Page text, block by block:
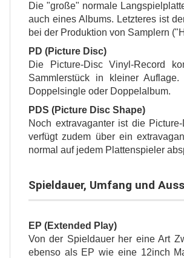
Die "große" normale
auch eines Albums. Letzteres ist
bei der Produktion von Samplern
PD (Picture Disc)
Die Picture-Disc Vinyl-Record
Sammlerstück in kleiner
Doppelsingle oder Doppelalbum.
PDS (Picture Disc Shape)
Noch extravaganter ist die
verfügt zudem über ein
normal auf jedem Plattenspieler
Spieldauer, Umfang und
EP (Extended Play)
Von der Spieldauer her eine Art
ebenso als EP wie eine 12inch